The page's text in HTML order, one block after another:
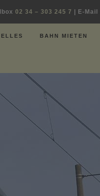
02 34 – 303 245 7 | E-Mail
BAHN MIETEN